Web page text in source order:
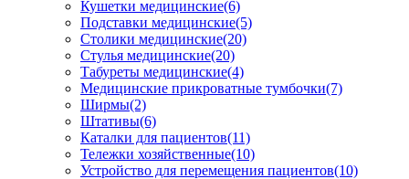
Кушетки медицинские(6)
Подставки медицинские(5)
Столики медицинские(20)
Стулья медицинские(20)
Табуреты медицинские(4)
Медицинские прикроватные тумбочки(7)
Ширмы(2)
Штативы(6)
Каталки для пациентов(11)
Тележки хозяйственные(10)
Устройство для перемещения пациентов(10)